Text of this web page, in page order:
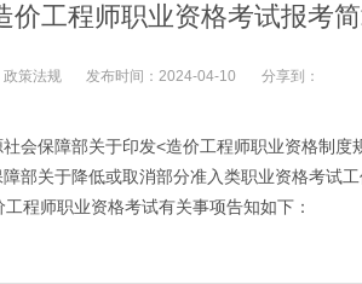
工程师职业资格考试报考简
政策法规 发布时间： 2024-04-10 分享到：
会保障部关于印发<造价工程师职业资格制度
部关于降低或取消部分准入类职业资格考试
程师职业资格考试有关事项告知如下：